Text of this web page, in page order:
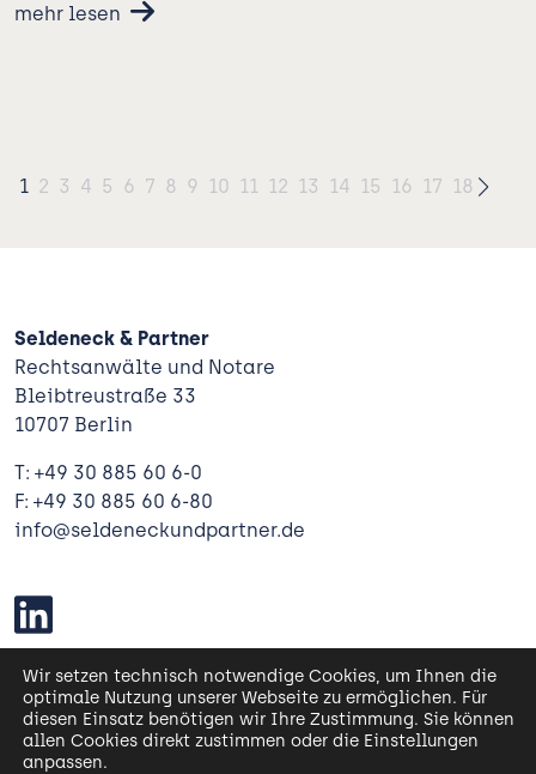
mehr lesen
1 2 3 4 5 6 7 8 9 10 11 12 13 14 15 16 17 18
Seldeneck & Partner
Rechtsanwälte und Notare
Bleibtreustraße 33
10707 Berlin
T: +49 30 885 60 6-0
F: +49 30 885 60 6-80
info@seldeneckundpartner.de
Kontakt
Karriere
Wir setzen technisch notwendige Cookies, um Ihnen die
optimale Nutzung unserer Webseite zu ermöglichen. Für
diesen Einsatz benötigen wir Ihre Zustimmung. Sie können
allen Cookies direkt zustimmen oder die Einstellungen
anpassen.